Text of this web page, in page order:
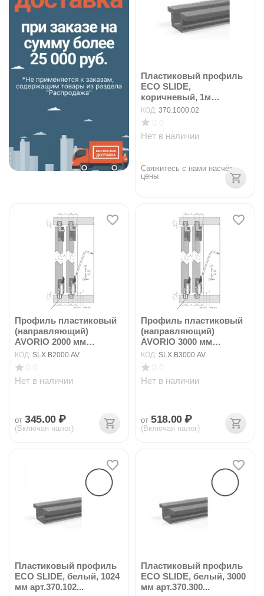
Пластиковый профиль
ECO SLIDE,
коричневый, 1м
арт.370.100...
КОД: 370.1000.02
Нет в наличии
Свяжитесь с нами насчёт
цены
Профиль пластиковый
(направляющий)
AVORIO 2000 мм
арт.SLX...
КОД: SLX.B2000.AV
Нет в наличии
от 345.00 ₽
(Включая налог)
Профиль пластиковый
(направляющий)
AVORIO 3000 мм
арт.SLX...
КОД: SLX.B3000.AV
Нет в наличии
от 518.00 ₽
(Включая налог)
Пластиковый профиль
ECO SLIDE, белый, 1024
мм арт.370.102...
Пластиковый профиль
ECO SLIDE, белый, 3000
мм арт.370.300...